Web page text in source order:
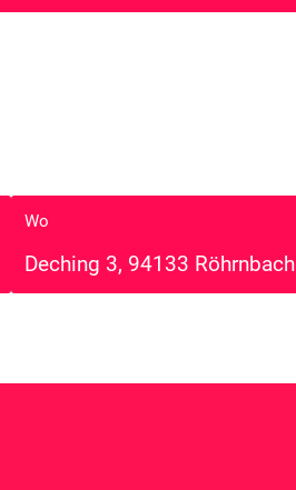
Wo
Deching 3, 94133 Röhrnbach